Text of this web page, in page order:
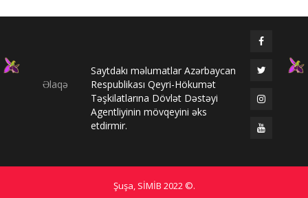
Prezidentlər Şuşada mətbuata bəyanatlarla çıxış
Elməddin Behbud: “IV Şuşa Qlobal Media Forumu
beynəlxalq media əməkdaşlığının nüfuzlu
platformasına çevrilib”
14-07-2026, 14:24
Əlaqə
Saytdakı məlumatlar Azərbaycan
Respublikası Qeyri-Hökumət
Təşkilatlarına Dövlət Dəstəyi
Agentliyinin mövqeyini əks
etdirmir.
Şuşa, SİMİB 2022 ©.